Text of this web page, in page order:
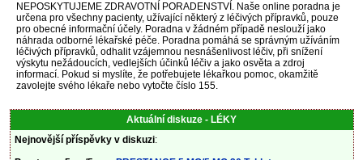
NEPOSKYTUJEME ZDRAVOTNÍ PORADENSTVÍ. Naše online poradna je
určena pro všechny pacienty, užívající některý z léčivých přípravků, pouze
pro obecné informační účely. Poradna v žádném případě neslouží jako
náhrada odborné lékařské péče. Poradna pomáhá se správným užíváním
léčivých přípravků, odhalit vzájemnou nesnášenlivost léčiv, při snížení
výskytu nežádoucích, vedlejších účinků léčiv a jako osvěta a zdroj
informací. Pokud si myslíte, že potřebujete lékařkou pomoc, okamžitě
zavolejte svého lékaře nebo vytočte číslo 155.
Aktuální diskuze - LÉKY
Nejnovější příspěvky v diskuzi: